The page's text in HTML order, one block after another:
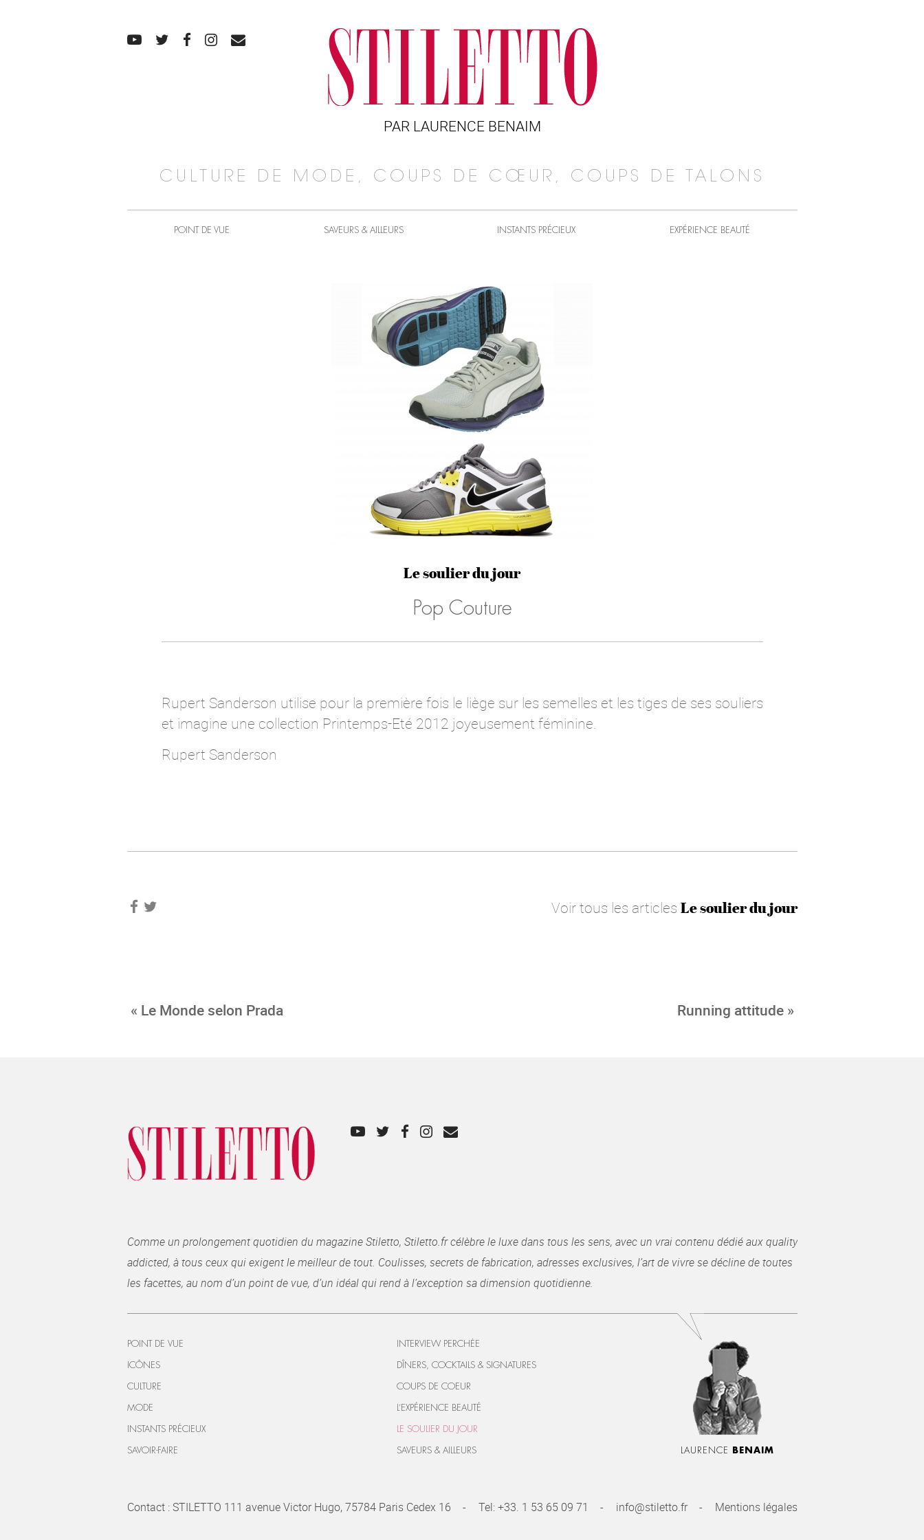
PAR LAURENCE BENAIM
CULTURE DE MODE, COUPS DE CŒUR, COUPS DE TALONS
POINT DE VUE SAVEURS & AILLEURS INSTANTS PRÉCIEUX EXPÉRIENCE BEAUTÉ
Le soulier du jour
Pop Couture
Rupert Sanderson utilise pour la première fois le liège sur les semelles et les tiges de ses souliers
et imagine une collection Printemps-Eté 2012 joyeusement féminine.
Rupert Sanderson
Voir tous les articles Le soulier du jour
« Le Monde selon Prada Running attitude »
Comme un prolongement quotidien du magazine Stiletto, Stiletto.fr célèbre le luxe dans tous les sens, avec un vrai contenu dédié aux quality
addicted, à tous ceux qui exigent le meilleur de tout. Coulisses, secrets de fabrication, adresses exclusives, l’art de vivre se décline de toutes
les facettes, au nom d’un point de vue, d’un idéal qui rend à l’exception sa dimension quotidienne.
LAURENCE BENAIM
POINT DE VUE
ICÔNES
CULTURE
MODE
INSTANTS PRÉCIEUX
SAVOIR-FAIRE
INTERVIEW PERCHÉE
DÎNERS, COCKTAILS & SIGNATURES
COUPS DE COEUR
L’EXPÉRIENCE BEAUTÉ
LE SOULIER DU JOUR
SAVEURS & AILLEURS
Contact : STILETTO 111 avenue Victor Hugo, 75784 Paris Cedex 16 Tel:+33. 1 53 65 09 71 info@stiletto.fr Mentions légales